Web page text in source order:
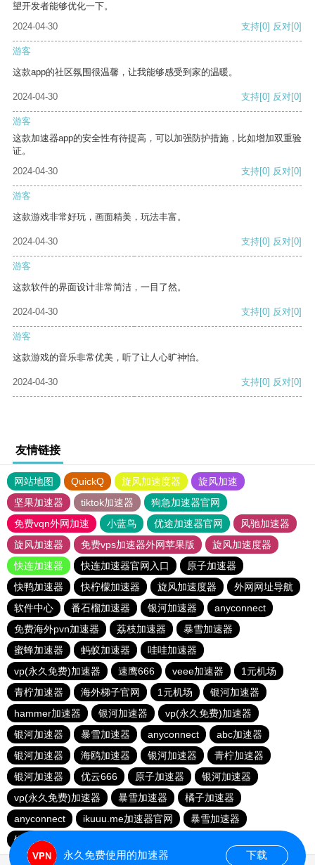
望开发者能够优化一下。
2024-04-30
支持[0] 反对[0]
游客
这款app的社区氛围很温馨，让我能够感受到家的温暖。
2024-04-30 支持[0] 反对[0]
游客
这款加速器app的安全性有待提高，可以加强防护措施，比如增加双重验
证。
2024-04-30
支持[0] 反对[0]
游客
这款游戏非常好玩，画面精美，玩法丰富。
2024-04-30 支持[0] 反对[0]
游客
这款软件的界面设计非常简洁，一目了然。
2024-04-30 支持[0] 反对[0]
游客
这款游戏的音乐非常优美，听了让人心旷神怡。
2024-04-30 支持[0] 反对[0]
友情链接
网站地图 QuickQ 旋风加速度器
旋风加速
坚果加速器
tiktok加速器
狗急加速器官网
免费vqn外网加速
小蓝鸟 优途加速器官网
风驰加速器
旋风加速器
免费vps加速器外网苹果版
旋风加速度器
快连加速器
快连加速器官网入口
原子加速器
快鸭加速器
快柠檬加速器 旋风加速度器
外网网址导航
软件中心
番石榴加速器 银河加速器
anyconnect
免费海外pvn加速器
荔枝加速器
暴雪加速器
蜜蜂加速器
蚂蚁加速器
哇哇加速器
vp(永久免费)加速器
速鹰666 veee加速器
1元机场
青柠加速器
海外梯子官网 1元机场
银河加速器
hammer加速器
银河加速器
vp(永久免费)加速器
银河加速器
暴雪加速器 anyconnect
abc加速器
银河加速器
海鸥加速器 银河加速器
青柠加速器
银河加速器
优云666 原子加速器
银河加速器
vp(永久免费)加速器
暴雪加速器
橘子加速器
anyconnect
ikuuu.me加速器官网
暴雪加速器
银河加速器
永久免费使用的加速器 下载